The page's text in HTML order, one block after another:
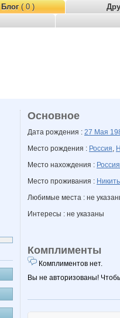
Блог( 0 )
Основное
Дата рождения : 27 Мая
Место рождения : Россия,
Место нахождения : Россия
Место проживания :
Любимые места : не
Интересы : не указаны
Комплименты
Комплиментов нет.
Вы не авторизованы!